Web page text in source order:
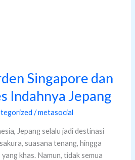
Singapore dan
Indahnya Jepang
/metasocial
Jepang selalu jadi destinasi
suasana tenang, hingga
khas. Namun, tidak semua